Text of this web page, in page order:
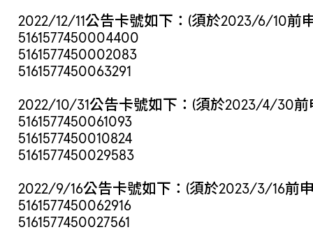
2022/12/11公告卡號如下：(須於2023/6/10前
5161577450004400
5161577450002083
5161577450063291
2022/10/31公告卡號如下：(須於2023/4/30前
5161577450061093
5161577450010824
5161577450029583
2022/9/16公告卡號如下：(須於2023/3/16前
5161577450062916
5161577450027561